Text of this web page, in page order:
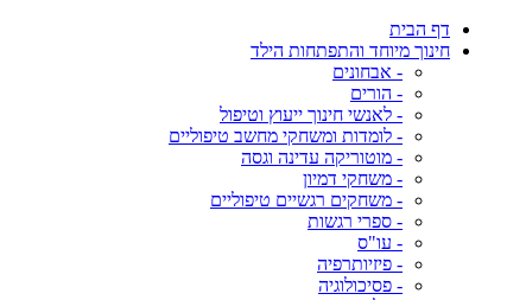
דף הבית
חינוך מיוחד והתפתחות הילד
- אבחונים
- הורים
- לאנשי חינוך ייעוץ וטיפול
- לומדות ומשחקי מחשב טיפוליים
- מוטוריקה עדינה וגסה
- משחקי דמיון
- משחקים רגשיים טיפוליים
- ספרי רגשות
- עו"ס
- פיזיותרפיה
- פסיכולוגיה